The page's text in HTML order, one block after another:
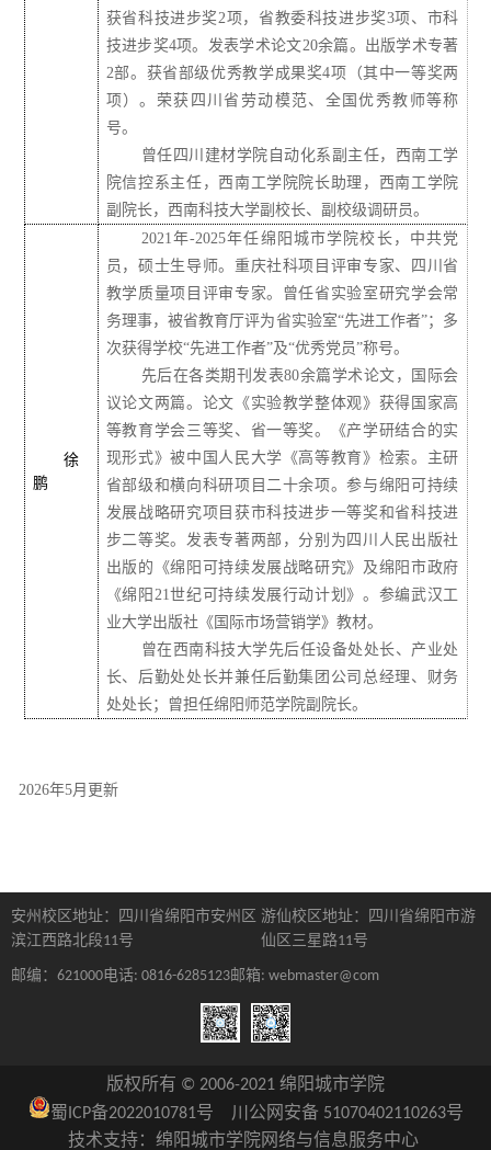
获省科技进步奖2项，省教委科技进步奖3项、市科
技进步奖4项。发表学术论文20余篇。出版学术专著
2部。获省部级优秀教学成果奖4项（其中一等奖两
项）。荣获四川省劳动模范、全国优秀教师等称
号。
曾任四川建材学院自动化系副主任，西南工学
院信控系主任，西南工学院院长助理，西南工学院
副院长，西南科技大学副校长、副校级调研员。
徐
鹏
2021年-2025年任绵阳城市学院校长， 中共党
员，硕士生导师。重庆社科项目评审专家、四川省
教学质量项目评审专家。曾任省实验室研究学会常
务理事，被省教育厅评为省实验室“先进工作者”；多
次获得学校“先进工作者”及“优秀党员”称号。
先后在各类期刊发表80余篇学术论文，国际会
议论文两篇。论文《实验教学整体观》获得国家高
等教育学会三等奖、省一等奖。《产学研结合的实
现形式》被中国人民大学《高等教育》检索。主研
省部级和横向科研项目二十余项。参与绵阳可持续
发展战略研究项目获市科技进步一等奖和省科技进
步二等奖。发表专著两部，分别为四川人民出版社
出版的《绵阳可持续发展战略研究》及绵阳市政府
《绵阳21世纪可持续发展行动计划》。参编武汉工
业大学出版社《国际市场营销学》教材。
曾在西南科技大学先后任设备处处长、产业处
长、后勤处处长并兼任后勤集团公司总经理、财务
处处长；曾担任绵阳师范学院副院长。
2026年5月更新
安州校区地址：四川省绵阳市安州区
滨江西路北段11号
游仙校区地址：四川省绵阳市游
仙区三星路11号
邮编：621000电话: 0816-6285123邮箱: webmaster@com
版权所有 © 2006-2021 绵阳城市学院
蜀ICP备2022010781号 川公网安备 51070402110263号
技术支持：绵阳城市学院网络与信息服务中心